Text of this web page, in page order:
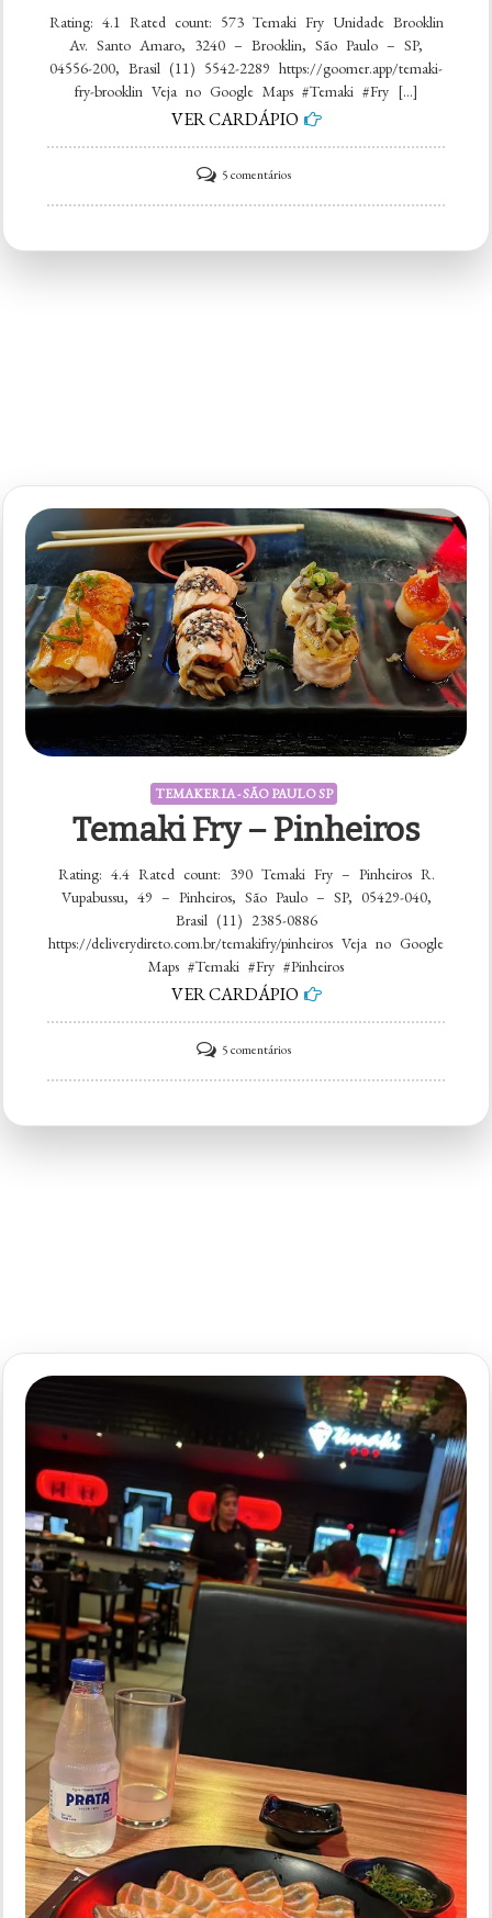
Rating: 4.1 Rated count: 573 Temaki Fry Unidade Brooklin
Av. Santo Amaro, 3240 – Brooklin, São Paulo – SP,
04556-200, Brasil (11) 5542-2289 https://goomer.app/temaki-
fry-brooklin Veja no Google Maps #Temaki #Fry […]
VER CARDÁPIO
5 comentáriosem
Temaki
TEMAKERIA - SÃO PAULO SP
Temaki Fry – Pinheiros
Rating: 4.4 Rated count: 390 Temaki Fry – Pinheiros R.
Vupabussu, 49 – Pinheiros, São Paulo – SP, 05429-040,
Brasil (11) 2385-0886
https://deliverydireto.com.br/temakifry/pinheiros Veja no Google
Maps #Temaki #Fry #Pinheiros
VER CARDÁPIO
5 comentáriosem
Temaki